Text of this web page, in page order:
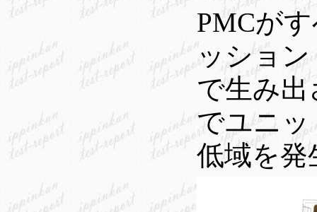
PMCが
ッショ
で生み
でユニ
低域を発